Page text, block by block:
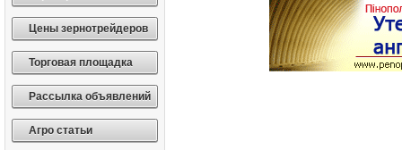
Цены зернотрейдеров
Торговая площадка
Рассылка объявлений
Агро статьи